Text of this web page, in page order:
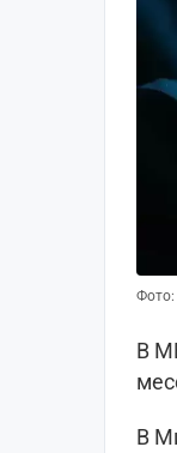
Фото:
В
В